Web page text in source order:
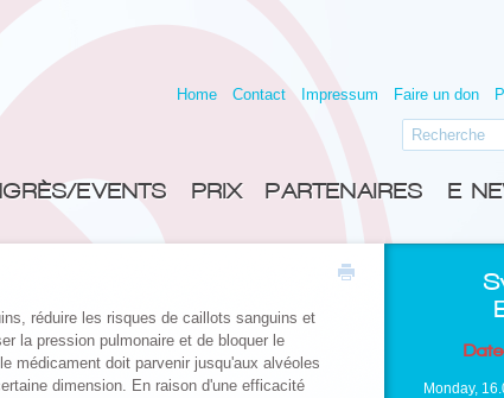
Home Contact Impressum Faire un don
EVENTS PRIX PARTENAIRES E-
Monday,
réduire les risques de caillots sanguins et
la pression pulmonaire et de bloquer le
médicament doit parvenir jusqu'aux alvéoles
dimension. En raison d'une efficacité